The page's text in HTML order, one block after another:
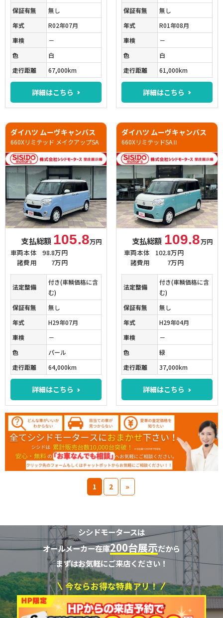
保証有無
無し
年式
R02年07月
車検
－
色
白
走行距離
67,000km
詳細はこちら
保証有無
無し
年式
R01年08月
車検
－
色
白
走行距離
61,000km
詳細はこちら
ダイハツ ムーヴキャンバス
660Xリミテッド メイクアップSA
支払総額 105.8万円
車両本体
98.8万円
諸費用
7万円
法定整備
付き(車輌価格に含
む)
保証有無
無し
年式
H29年07月
車検
－
色
パール
走行距離
64,000km
詳細はこちら
ダイハツ ムーヴキャンバス
660XリミテッドSAⅡ
支払総額 109.8万円
車両本体
102.8万円
諸費用
7万円
法定整備
付き(車輌価格に含
む)
保証有無
無し
年式
H29年04月
車検
－
色
緑
走行距離
37,000km
詳細はこちら
1 2 »
シシドモータースは
オールメーカー在庫200台展示だから
まずはお気軽にご来店ください！
今ならお得な特典アリ！